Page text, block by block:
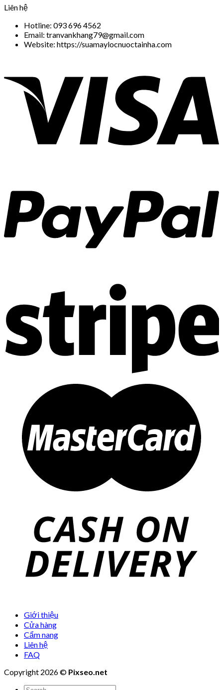
Liên hệ
Hotline: 093 696 4562
Email: tranvankhang79@gmail.com
Website: https://suamaylocnuoctainha.com
Giới thiệu
Cửa hàng
Cẩm nang
Liên hệ
FAQ
Copyright 2026 © Pixseo.net